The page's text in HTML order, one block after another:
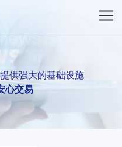
提供强大的基础设施
心交易